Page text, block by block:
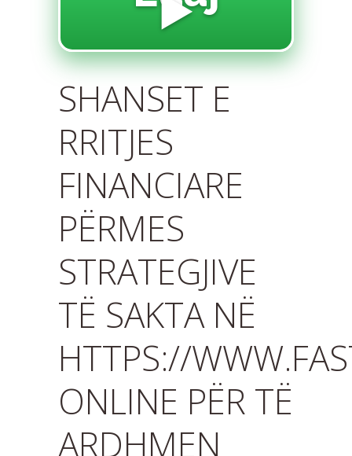
▶️
SHANSET E
RRITJES
FINANCIARE
PËRMES
STRATEGJIVE
TË SAKTA NË
HTTPS://
ONLINE PËR TË
ARDHMEN